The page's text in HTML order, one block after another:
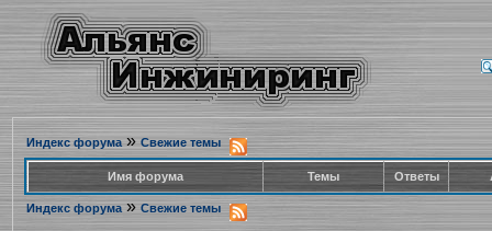
Индекс форума» Свежие темы
Имя форума Темы Ответы
Индекс форума » Свежие темы